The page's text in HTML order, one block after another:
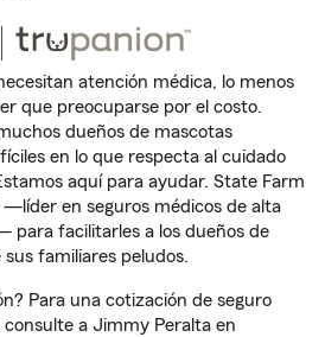
atención médica, lo menos
que preocuparse por el costo.
dueños de mascotas
en lo que respecta al cuidado
aquí para ayudar. State Farm
en seguros médicos de alta
para facilitarles a los dueños de
familiares peludos.
Para una cotización de seguro
a Jimmy Peralta en